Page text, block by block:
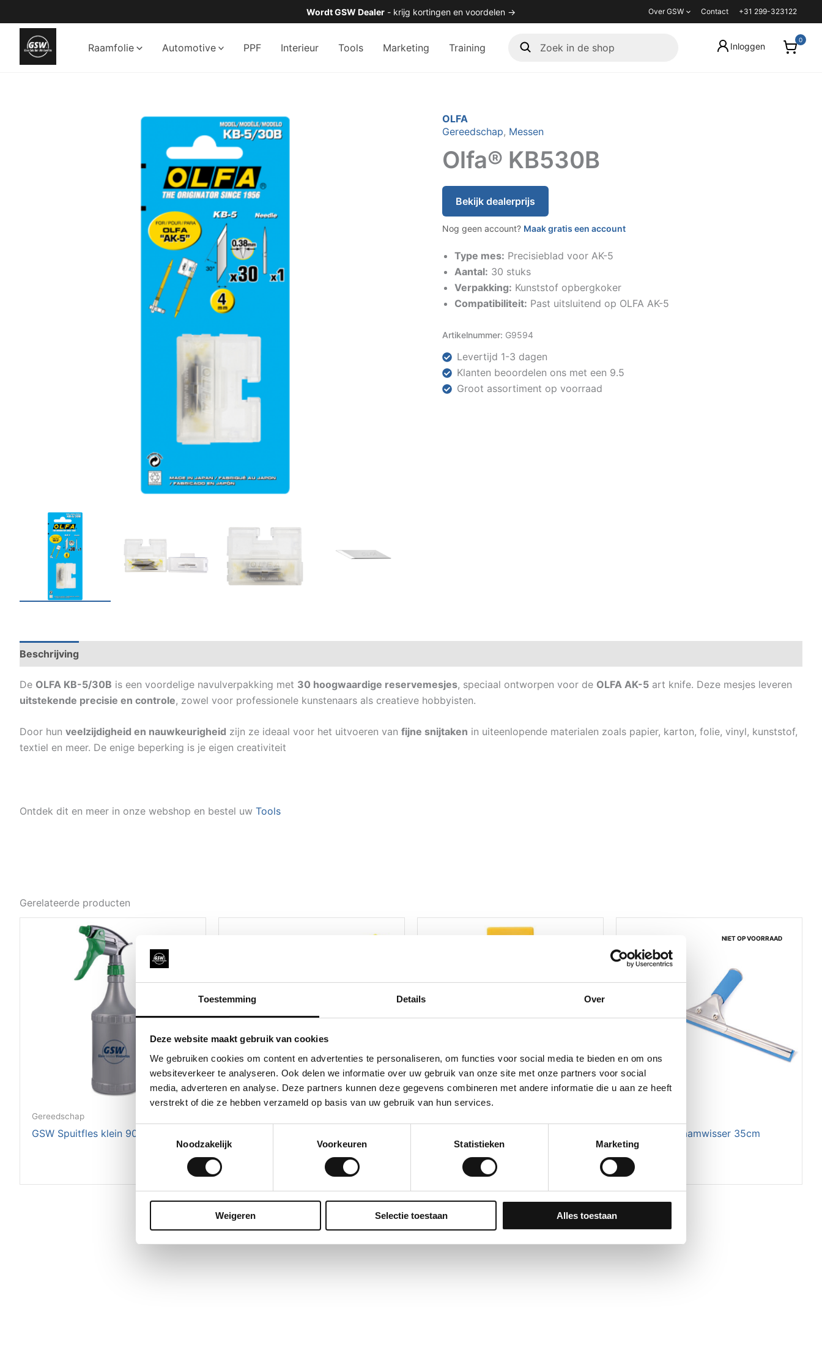
Toestemming Details Over
Deze website maakt gebruik van cookies
We gebruiken cookies om content en advertenties te personaliseren, om functies voor social media te bieden en om ons
websiteverkeer te analyseren. Ook delen we informatie over uw gebruik van onze site met onze partners voor social
media, adverteren en analyse. Deze partners kunnen deze gegevens combineren met andere informatie die u aan ze heeft
verstrekt of die ze hebben verzameld op basis van uw gebruik van hun services.
Toestemmingsselectie
Noodzakelijk
Voorkeuren Statistieken Marketing
Weigeren Selectie toestaan Alles toestaan
naar
inhoud
Wordt GSW Dealer - krijg kortingen en voordelen → Over GSW Contact +31 299-323122
Raamfolie Automotive PPF Interieur Tools Marketing Training Inloggen
OLFA
Gereedschap, Messen
Olfa® KB530B
Bekijk dealerprijs
Nog geen account? Maak gratis een account
Type mes: Precisieblad voor AK-5
Aantal: 30 stuks
Verpakking: Kunststof opbergkoker
Compatibiliteit: Past uitsluitend op OLFA AK-5
Artikelnummer: G9594
Levertijd 1-3 dagen
Klanten beoordelen ons met een 9.5
Groot assortiment op voorraad
Beschrijving
De OLFA KB-5/30B is een voordelige navulverpakking met 30 hoogwaardige reservemesjes, speciaal ontworpen voor de OLFA AK-5 art knife. Deze mesjes leveren
uitstekende precisie en controle, zowel voor professionele kunstenaars als creatieve hobbyisten.
Door hun veelzijdigheid en nauwkeurigheid zijn ze ideaal voor het uitvoeren van fijne snijtaken in uiteenlopende materialen zoals papier, karton, folie, vinyl, kunststof,
textiel en meer. De enige beperking is je eigen creativiteit
Ontdek dit en meer in onze webshop en bestel uw Tools
Gerelateerde producten
Gereedschap
GSW Spuitfles klein 900 ml
messen (50 stuks)
NIET OP VOORRAAD
GSW RVS Raamwisser 35cm